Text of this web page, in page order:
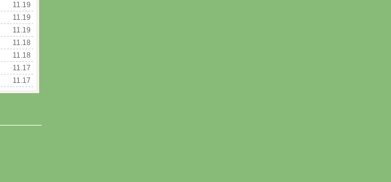
11.19
11.19
11.19
11.18
11.18
11.17
11.17